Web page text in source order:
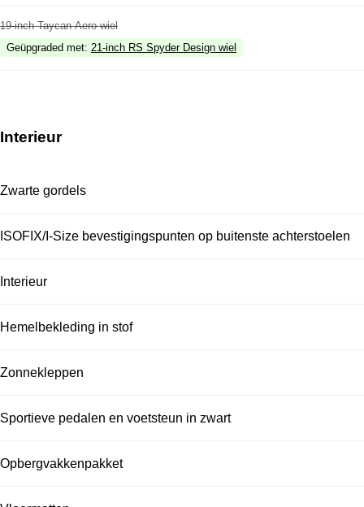
19-inch Taycan Aero wiel
Geüpgraded met: 21-inch RS Spyder Design wiel
Interieur
Zwarte gordels
ISOFIX/I-Size bevestigingspunten op buitenste achterstoelen
Interieur
Hemelbekleding in stof
Zonnekleppen
Sportieve pedalen en voetsteun in zwart
Opbergvakkenpakket